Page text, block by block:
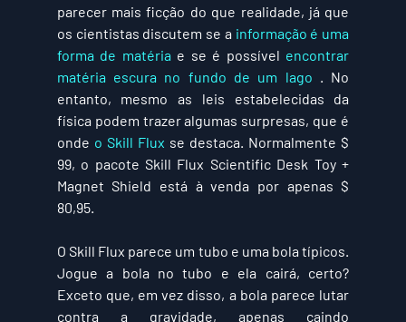
parecer mais ficção do que realidade, já que
os cientistas discutem se a informação é uma
forma de matéria e se é possível encontrar
matéria escura no fundo de um lago . No
entanto, mesmo as leis estabelecidas da
física podem trazer algumas surpresas, que é
onde o Skill Flux se destaca. Normalmente $
99, o pacote Skill Flux Scientific Desk Toy +
Magnet Shield está à venda por apenas $
80,95.
O Skill Flux parece um tubo e uma bola típicos.
Jogue a bola no tubo e ela cairá, certo?
Exceto que, em vez disso, a bola parece lutar
contra a gravidade, apenas caindo